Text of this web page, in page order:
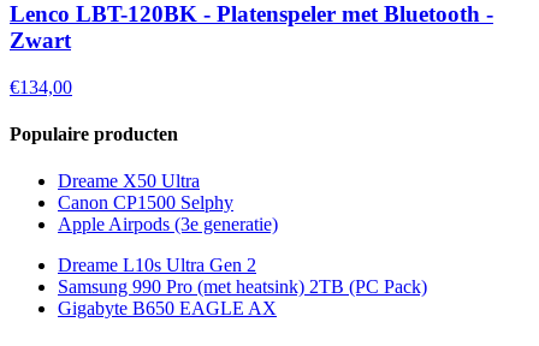
Lenco LBT-120BK - Platenspeler met Bluetooth -
Zwart
€134,00
Populaire producten
Dreame X50 Ultra
Canon CP1500 Selphy
Apple Airpods (3e generatie)
Dreame L10s Ultra Gen 2
Samsung 990 Pro (met heatsink) 2TB (PC Pack)
Gigabyte B650 EAGLE AX